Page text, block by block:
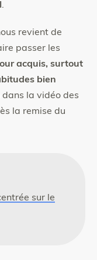
.
revient de
passer les
acquis, surtout
bien
dans la vidéo des
la remise du
sur le